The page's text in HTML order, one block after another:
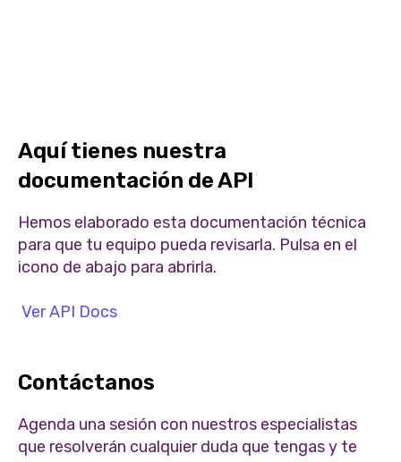
Aquí tienes nuestra
documentación de API
Hemos elaborado esta documentación técnica
para que tu equipo pueda revisarla. Pulsa en el
icono de abajo para abrirla.
Ver API Docs
Contáctanos
Agenda una sesión con nuestros especialistas
que resolverán cualquier duda que tengas y te